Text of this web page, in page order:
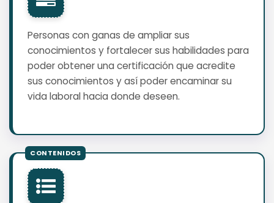
Personas con ganas de ampliar sus
conocimientos y fortalecer sus habilidades para
poder obtener una certificación que acredite
sus conocimientos y así poder encaminar su
vida laboral hacia donde deseen.